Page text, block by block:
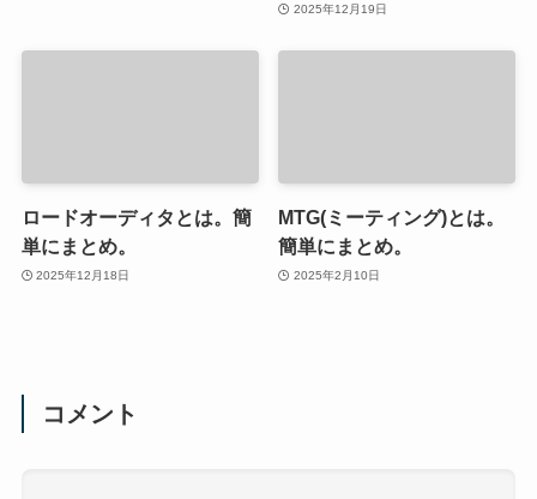
2025年12月19日
ロードオーディタとは。簡
単にまとめ。
2025年12月18日
MTG(ミーティング)とは。
簡単にまとめ。
2025年2月10日
コメント